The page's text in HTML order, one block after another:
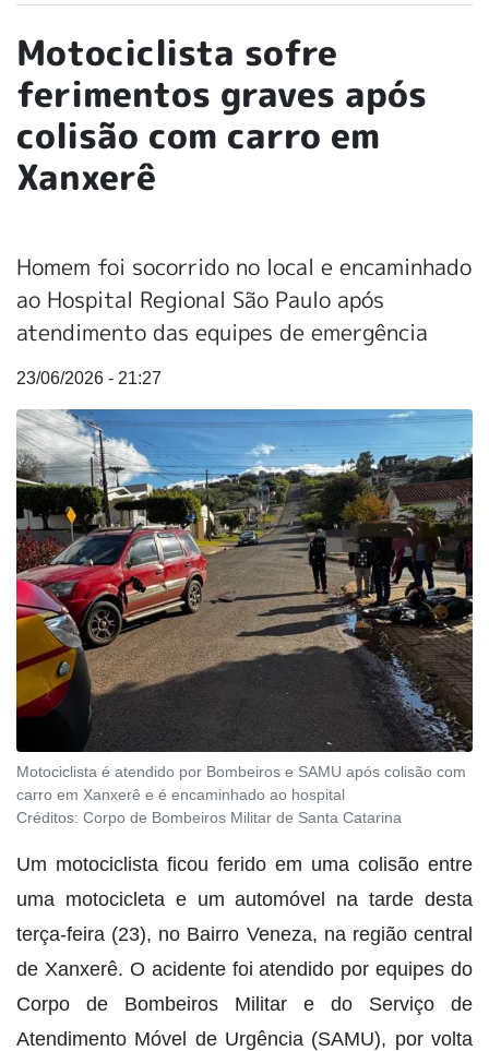
Motociclista sofre
ferimentos graves após
colisão com carro em
Xanxerê
Homem foi socorrido no local e encaminhado
ao Hospital Regional São Paulo após
atendimento das equipes de emergência
23/06/2026 - 21:27
Motociclista é atendido por Bombeiros e SAMU após colisão com
carro em Xanxerê e é encaminhado ao hospital
Créditos: Corpo de Bombeiros Militar de Santa Catarina
Um motociclista ficou ferido em uma colisão entre
uma motocicleta e um automóvel na tarde desta
terça-feira (23), no Bairro Veneza, na região central
de Xanxerê. O acidente foi atendido por equipes do
Corpo de Bombeiros Militar e do Serviço de
Atendimento Móvel de Urgência (SAMU), por volta